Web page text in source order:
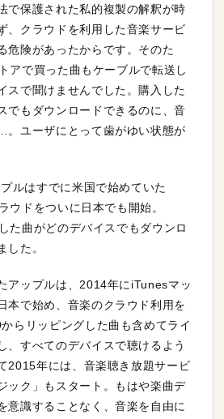
で保護された私的複製の解釈が時
、クラウドを利用した音楽サービ
危険があったからです。そのた
アで買った曲もケーブルで転送し
スで聞けませんでした。購入した
でもダウンロードできるのに、音
。ユーザにとって歯がゆい状態が
ルはすでに米国で始めていた
ウドをついに日本でも開始。
た曲がどのデバイスでもダウンロ
した。
アップルは、2014年にiTunesマッ
本で始め、音楽のクラウド利用を
らリッピングした曲も含めてライ
、すべてのデバイスで聴けるよう
2015年には、音楽聴き放題サービ
ック」もスタート。もはや楽曲デ
意識することなく、音楽を自由に